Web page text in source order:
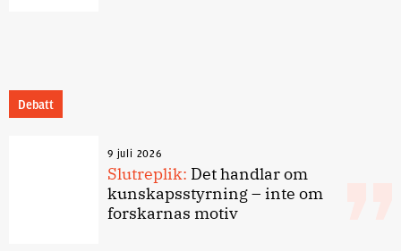
Debatt
9 juli 2026
Slutreplik: Det handlar om
kunskapsstyrning – inte om
forskarnas motiv